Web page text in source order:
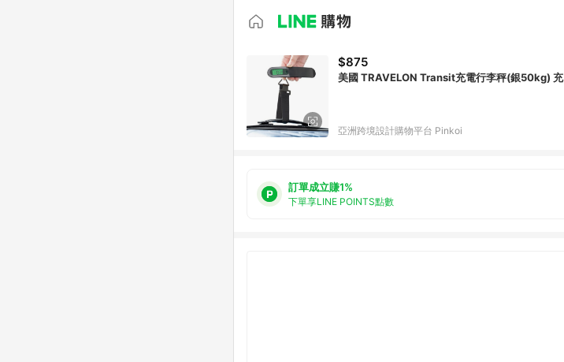
$875
美國 TRAVELON Transit充電行李秤(銀50kg)
亞洲跨境設計購物平台 Pinkoi
訂單成立賺1%
下單享LINE POINTS點數